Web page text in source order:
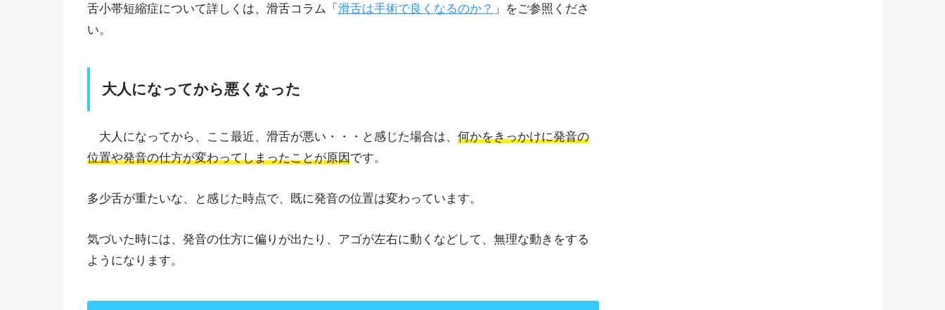
舌小帯短縮症について詳しくは、滑舌コラム「 滑舌は手術で良くなるのか？ 」をご参照くださ
い。
大人になってから悪くなった
大人になってから、ここ最近、滑舌が悪い・・・と感じた場合は、 何かをきっかけに発音の
位置や発音の仕方が変わってしまったことが原因です。
多少舌が重たいな、と感じた時点で、既に発音の位置は変わっています。
気づいた時には、発音の仕方に偏りが出たり、アゴが左右に動くなどして、無理な動きをする
ようになります。